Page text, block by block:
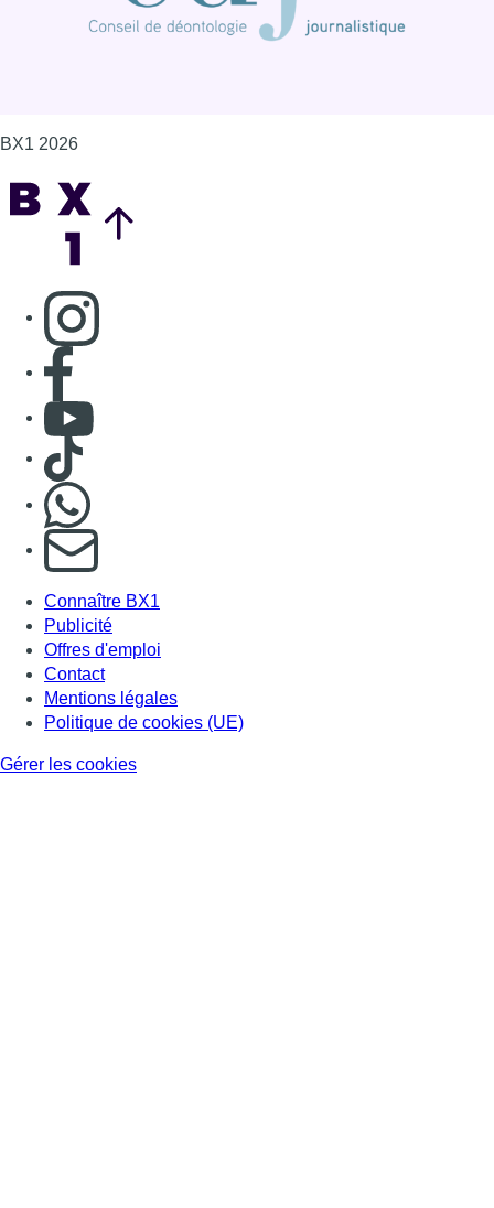
BX1 2026
Consulter page Instagram
Consulter page Facebook
Consulter Youtube
Consulter TikTok
S'abonner à notre newsletter
Connaître BX1
Publicité
Offres d'emploi
Contact
Mentions légales
Politique de cookies (UE)
Gérer les cookies